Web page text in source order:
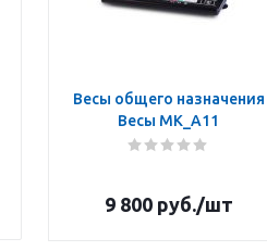
Весы общего назначения
Весы MK_A11
9 800руб./шт